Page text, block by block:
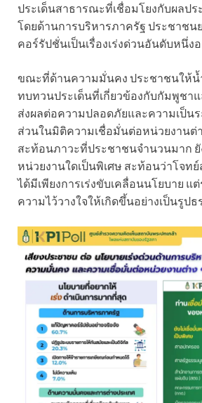
ประเด็นสาธารณะที่เชื่อมโยงกับผลปร
โดยด้านการบริหารภาครัฐ ประชาช
คอร์รัปชั่นเป็นเรื่องเร่งด่วนอันดับหนึ่ง
ขณะที่ด้านความมั่นคง ประชาชนให้น้
ทบทวนประเด็นที่เกี่ยวข้องกับกัมพูชา
ส่งผลต่อความปลอดภัยและความเป็นร
ส่วนในมิติความเชื่อมั่นต่อหน่วยงานต่
สะท้อนภาวะที่ประชาชนจำนวนมาก ยั
หน่วยงานใดเป็นพิเศษ สะท้อนว่าโจท
ได้มีเพียงการเร่งขับเคลื่อนนโยบาย แ
ความไว้วางใจให้เกิดขึ้นอย่างเป็นรูปธ